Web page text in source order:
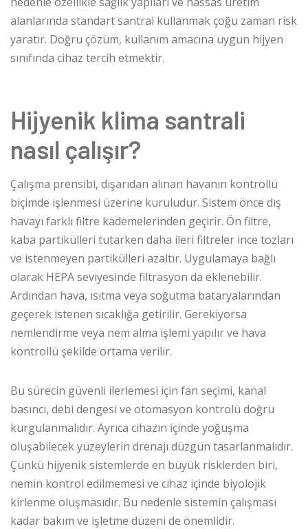
alanlarında standart santral kullanmak çoğu zaman risk
yaratır. Doğru çözüm, kullanım amacına uygun hijyen
sınıfında cihaz tercih etmektir.
Hijyenik klima santrali
nasıl çalışır?
Çalışma prensibi, dışarıdan alınan havanın kontrollü
biçimde işlenmesi üzerine kuruludur. Sistem önce dış
havayı farklı filtre kademelerinden geçirir. Ön filtre,
kaba partikülleri tutarken daha ileri filtreler ince tozları
ve istenmeyen partikülleri azaltır. Uygulamaya bağlı
olarak HEPA seviyesinde filtrasyon da eklenebilir.
Ardından hava, ısıtma veya soğutma bataryalarından
geçerek istenen sıcaklığa getirilir. Gerekiyorsa
nemlendirme veya nem alma işlemi yapılır ve hava
kontrollü şekilde ortama verilir.
Bu sürecin güvenli ilerlemesi için fan seçimi, kanal
basıncı, debi dengesi ve otomasyon kontrolü doğru
kurgulanmalıdır. Ayrıca cihazın içinde yoğuşma
oluşabilecek yüzeylerin drenajı düzgün tasarlanmalıdır.
Çünkü hijyenik sistemlerde en büyük risklerden biri,
nemin kontrol edilmemesi ve cihaz içinde biyolojik
kirlenme oluşmasıdır. Bu nedenle sistemin çalışması
kadar bakım ve işletme düzeni de önemlidir.